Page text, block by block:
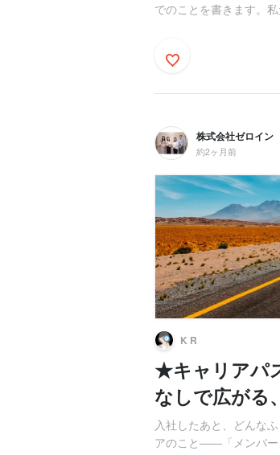
でのことを書きます。
株式会社ゼロイン
約2ヶ月前
K R
★キャリアパ
なしで広がる
入社したあと、どんな
アのこと――「メンバー